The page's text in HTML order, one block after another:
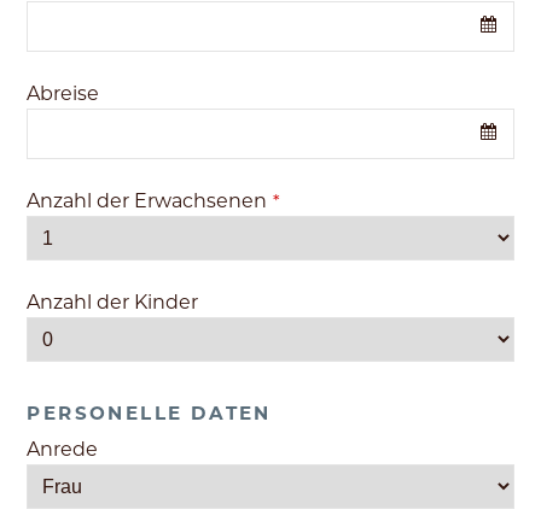
Abreise
Anzahl der Erwachsenen *
Anzahl der Kinder
PERSONELLE DATEN
Anrede